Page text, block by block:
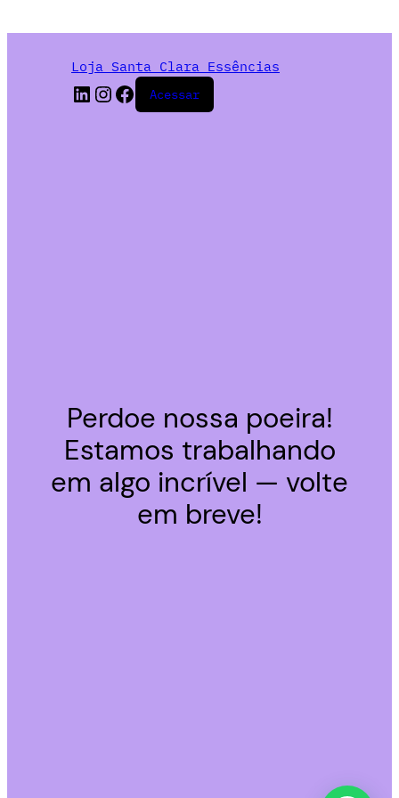
Loja Santa Clara Essências
Acessar
Perdoe nossa poeira!
Estamos trabalhando
em algo incrível — volte
em breve!